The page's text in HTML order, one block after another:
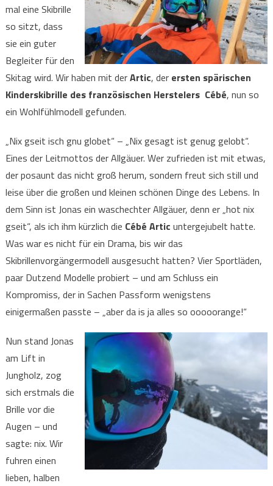
mal eine Skibrille
so sitzt, dass
sie ein guter
Begleiter für den
Skitag wird. Wir haben mit derArtic, der ersten spärischen
Kinderskibrille des französischen Herstelers Cébé, nun so
ein Wohlfühlmodell gefunden.
„Nix gseit isch gnu globet“ – „Nix gesagt ist genug gelobt“.
Eines der Leitmottos der Allgäuer. Wer zufrieden ist mit etwas,
der posaunt das nicht groß herum, sondern freut sich still und
leise über die großen und kleinen schönen Dinge des Lebens. In
dem Sinn ist Jonas ein waschechter Allgäuer, denn er „hot nix
gseit“, als ich ihm kürzlich die Cébé Artic untergejubelt hatte.
Was war es nicht für ein Drama, bis wir das
Skibrillenvorgängermodell ausgesucht hatten? Vier Sportläden,
paar Dutzend Modelle probiert – und am Schluss ein
Kompromiss, der in Sachen Passform wenigstens
einigermaßen passte – „aber da is ja alles so ooooorange!“
Nun stand Jonas
am Lift in
Jungholz, zog
sich erstmals die
Brille vor die
Augen – und
sagte: nix. Wir
fuhren einen
lieben, halben